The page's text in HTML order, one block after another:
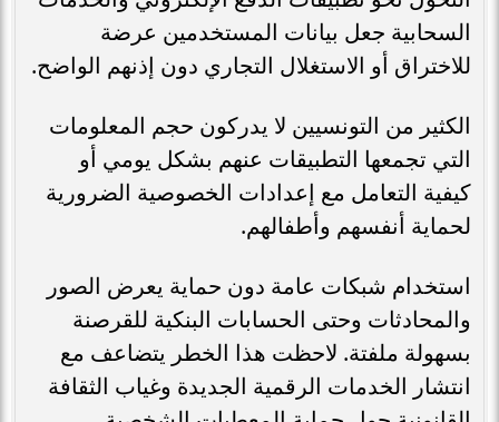
السحابية جعل بيانات المستخدمين عرضة
للاختراق أو الاستغلال التجاري دون إذنهم الواضح.
الكثير من التونسيين لا يدركون حجم المعلومات
التي تجمعها التطبيقات عنهم بشكل يومي أو
كيفية التعامل مع إعدادات الخصوصية الضرورية
لحماية أنفسهم وأطفالهم.
استخدام شبكات عامة دون حماية يعرض الصور
والمحادثات وحتى الحسابات البنكية للقرصنة
بسهولة ملفتة. لاحظت هذا الخطر يتضاعف مع
انتشار الخدمات الرقمية الجديدة وغياب الثقافة